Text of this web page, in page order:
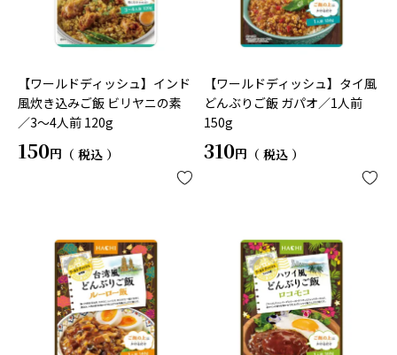
【ワールドディッシュ】インド
風炊き込みご飯 ビリヤニの素
／3～4人前 120g
150 税込
【ワールドディッシュ】タイ風
どんぶりご飯 ガパオ／1人前
150g
310 税込